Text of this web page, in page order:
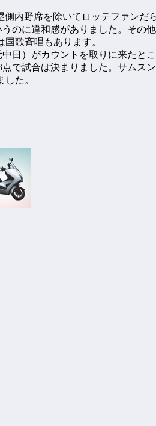
内野席を除いてロッテファン
のに違和感がありました。その
歌斉唱もあります。
日）がカウントを取りに来たと
で試合は決まりました。サムス
た。